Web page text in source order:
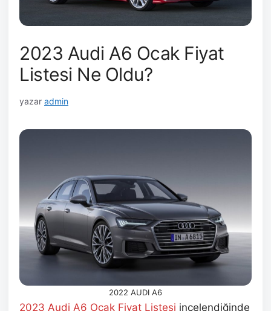
2023 Audi A6 Ocak Fiyat
Listesi Ne Oldu?
yazar admin
2022 AUDI A6
2023 Audi A6 Ocak Fiyat Listesi incelendiğinde